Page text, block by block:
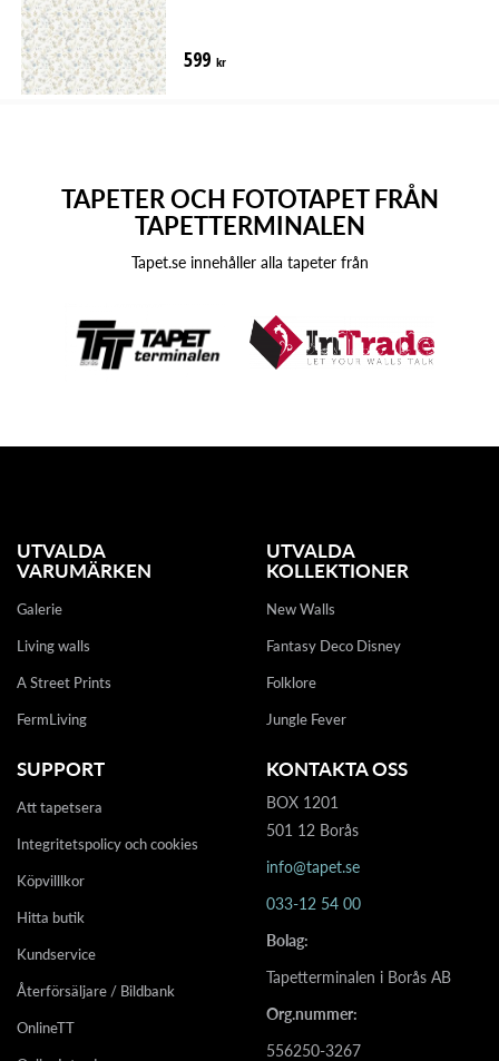
599 kr
TAPETER OCH FOTOTAPET FRÅN
TAPETTERMINALEN
Tapet.se innehåller alla tapeter från
UTVALDA
VARUMÄRKEN
Galerie
Living walls
A Street Prints
FermLiving
UTVALDA
KOLLEKTIONER
New Walls
Fantasy Deco Disney
Folklore
Jungle Fever
SUPPORT
Att tapetsera
Integritetspolicy och cookies
Köpvilllkor
Hitta butik
Kundservice
Återförsäljare / Bildbank
OnlineTT
KONTAKTA OSS
BOX 1201
501 12 Borås
info@tapet.se
033-12 54 00
Bolag:
Tapetterminalen i Borås AB
Org.nummer:
556250-3267